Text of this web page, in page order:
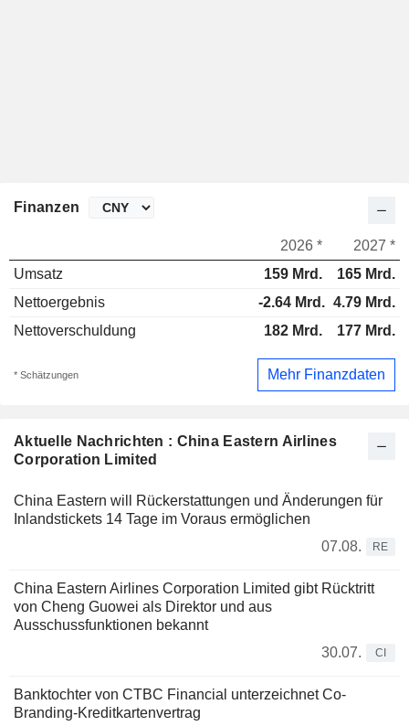
Aktuelle Nachrichten : China Eastern Airlines
Corporation Limited
China Eastern will Rückerstattungen und Änderungen für
Inlandstickets 14 Tage im Voraus ermöglichen
07.08.
RE
China Eastern Airlines Corporation Limited gibt Rücktritt
von Cheng Guowei als Direktor und aus
Ausschussfunktionen bekannt
30.07.
CI
Banktochter von CTBC Financial unterzeichnet Co-
Branding-Kreditkartenvertrag
Finanzen
2026 *
2027 *
Umsatz
159 Mrd.
165 Mrd.
Nettoergebnis
-2.64 Mrd. 4.79 Mrd.
Nettoverschuldung
182 Mrd. 177 Mrd.
* Schätzungen Mehr Finanzdaten